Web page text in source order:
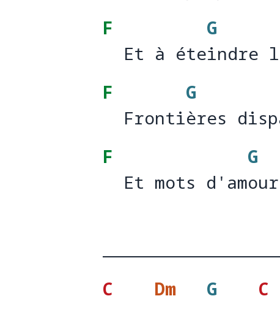
F
  Et à éte
G
indre
Et à éteindre
F
  Fronti
G
ères
Frontières
F
  Et mots d'am
G
Et mots
C Dm G
C